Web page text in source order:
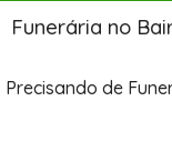
Funerária no
Precisando de